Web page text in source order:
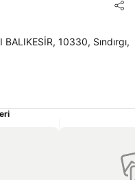
10330, Sındırgı,